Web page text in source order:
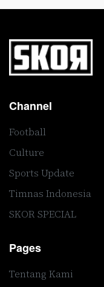
Channel
Football
Culture
Sports Update
Timnas Indonesia
SKOR SPECIAL
Pages
Tentang Kami